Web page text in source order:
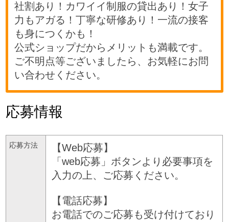
社割あり！カワイイ制服の貸出あり！女子
力もアガる！丁寧な研修あり！一流の接客
も身につくかも！
公式ショップだからメリットも満載です。
ご不明点等ございましたら、お気軽にお問
い合わせください。
応募情報
応募方法
【Web応募】
「web応募」ボタンより必要事項を
入力の上、ご応募ください。
【電話応募】
お電話でのご応募も受け付けており